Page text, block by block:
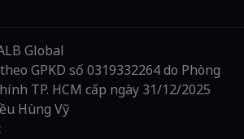
Global
GPKD số 0319332264 do Phòng
TP. HCM cấp ngày 31/12/2025
Hùng Vỹ